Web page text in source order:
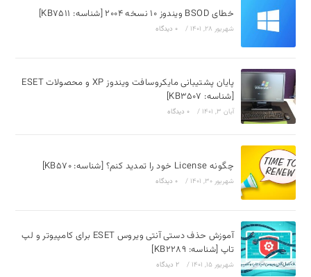
خطای BSOD ویندوز 10 نسخه 2004 [شناسه: KB7511]
شهریور 28, 1401 / ۰ دیدگاه
پایان پشتیبانی مایکروسافت ویندوز XP و محصولات ESET
[شناسه: KB3507]
آبان 3, 1401 / ۰ دیدگاه
چگونه License خود را تمدید کنم؟ [شناسه: KB570]
شهریور 30, 1401 / ۰ دیدگاه
آموزش حذف دستی آنتی ویروس ESET برای کامپیوتر و لپ
تاپ [شناسه: KB2289]
شهریور 15, 1401 / 2 دیدگاه